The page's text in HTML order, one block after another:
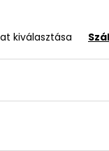
kiválasztása
TARTÓ ÁLLVÁNY